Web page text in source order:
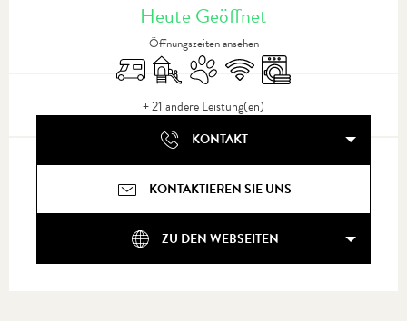
Heute Geöffnet
Öffnungszeiten ansehen
Empfang von Wohnmobilen
Spiele für Kinder / Spielplatz
Tiere erlaubt
Wi-Fi Waschmaschine
+ 21 andere Leistung(en)
KONTAKT
KONTAKTIEREN SIE UNS
ZU DEN WEBSEITEN